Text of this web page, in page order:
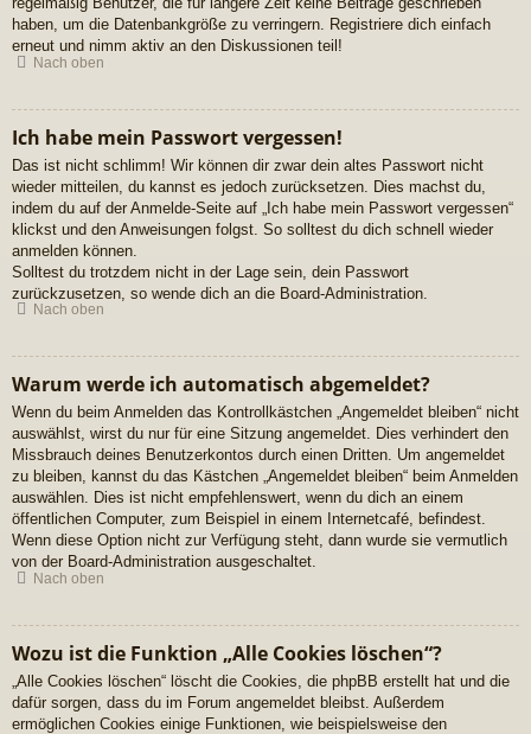
haben, um die Datenbankgröße zu verringern. Registriere dich einfach
erneut und nimm aktiv an den Diskussionen teil!
Nach oben
Ich habe mein Passwort vergessen!
Das ist nicht schlimm! Wir können dir zwar dein altes Passwort nicht
wieder mitteilen, du kannst es jedoch zurücksetzen. Dies machst du,
indem du auf der Anmelde-Seite auf „Ich habe mein Passwort vergessen“
klickst und den Anweisungen folgst. So solltest du dich schnell wieder
anmelden können.
Solltest du trotzdem nicht in der Lage sein, dein Passwort
zurückzusetzen, so wende dich an die Board-Administration.
Nach oben
Warum werde ich automatisch abgemeldet?
Wenn du beim Anmelden das Kontrollkästchen „Angemeldet bleiben“ nicht
auswählst, wirst du nur für eine Sitzung angemeldet. Dies verhindert den
Missbrauch deines Benutzerkontos durch einen Dritten. Um angemeldet
zu bleiben, kannst du das Kästchen „Angemeldet bleiben“ beim Anmelden
auswählen. Dies ist nicht empfehlenswert, wenn du dich an einem
öffentlichen Computer, zum Beispiel in einem Internetcafé, befindest.
Wenn diese Option nicht zur Verfügung steht, dann wurde sie vermutlich
von der Board-Administration ausgeschaltet.
Nach oben
Wozu ist die Funktion „Alle Cookies löschen“?
„Alle Cookies löschen“ löscht die Cookies, die phpBB erstellt hat und die
dafür sorgen, dass du im Forum angemeldet bleibst. Außerdem
ermöglichen Cookies einige Funktionen, wie beispielsweise den